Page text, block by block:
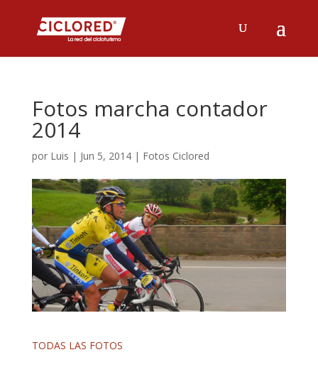
Fotos marcha contador
2014
por Luis | Jun 5, 2014| Fotos Ciclored
TODAS LAS FOTOS